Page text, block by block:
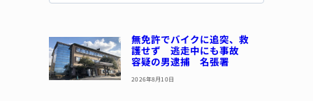
無免許でバイクに追突、救
護せず 逃走中にも事故
容疑の男逮捕 名張署
2026年8月10日